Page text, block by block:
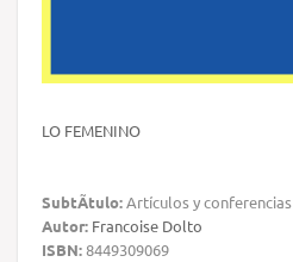
LO FEMENINO
SubtÃ­tulo:Artículos y conferencias
Autor: Francoise Dolto
ISBN:8449309069